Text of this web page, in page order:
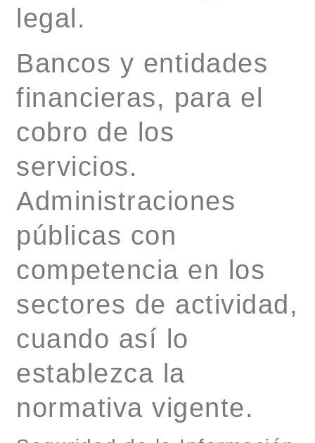
legal.
Bancos y entidades
financieras, para el
cobro de los
servicios.
Administraciones
públicas con
competencia en los
sectores de actividad,
cuando así lo
establezca la
normativa vigente.